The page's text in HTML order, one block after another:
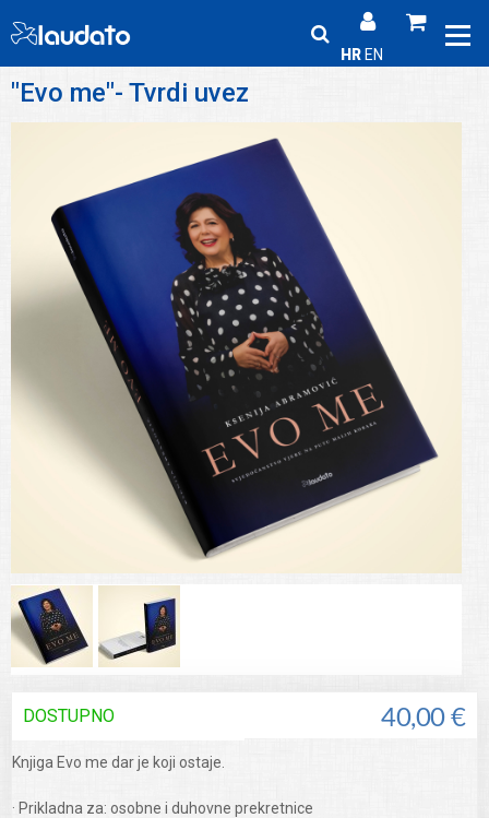
HR EN
"Evo me"- Tvrdi uvez
40,00 €
DOSTUPNO
Knjiga Evo me dar je koji ostaje.
· Prikladna za: osobne i duhovne prekretnice